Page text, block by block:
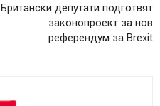
Британски депутати подготвят
законопроект за нов
референдум за Brexit